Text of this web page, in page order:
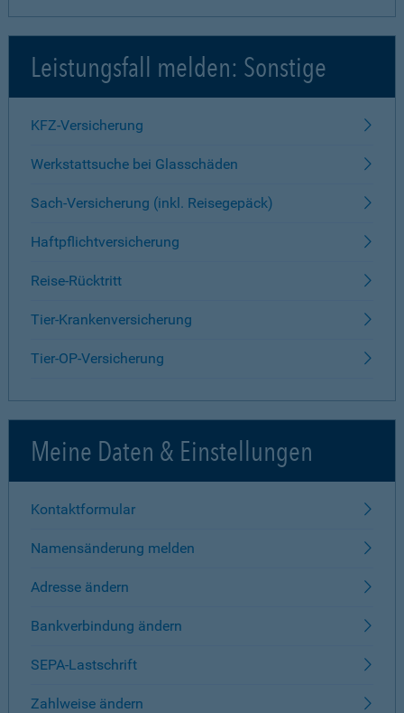
Leistungsfall melden: Sonstige
KFZ-Versicherung
Werkstattsuche bei Glasschäden
Sach-Versicherung (inkl. Reisegepäck)
Haftpflichtversicherung
Reise-Rücktritt
Tier-Krankenversicherung
Tier-OP-Versicherung
Meine Daten & Einstellungen
Kontaktformular
Namensänderung melden
Adresse ändern
Bankverbindung ändern
SEPA-Lastschrift
Zahlweise ändern